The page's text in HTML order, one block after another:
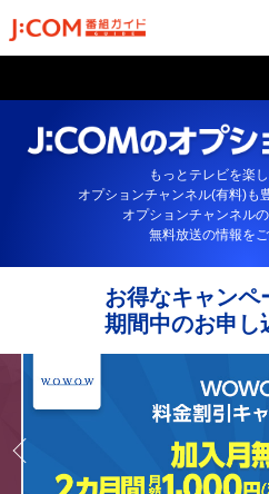
もっとテレビを楽
オプションチャンネル(有料)も
オプションチャンネル
無料放送の情報をご
お得なキャンペ
期間中のお申し